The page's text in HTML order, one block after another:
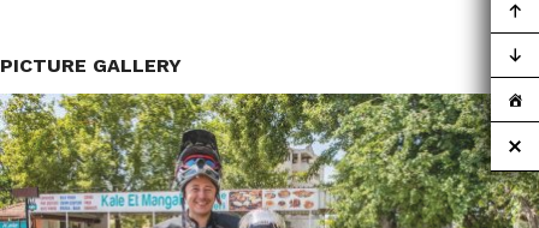
PICTURE GALLERY